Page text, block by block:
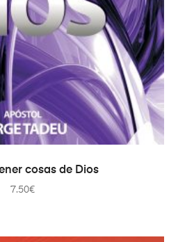
AL CARRITO
cosas de Dios
7.50€